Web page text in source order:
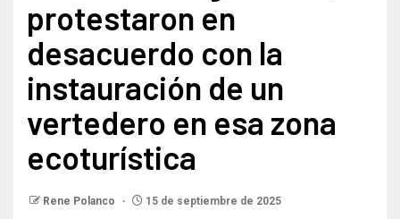
protestaron en
desacuerdo con la
instauración de un
vertedero en esa zona
ecoturística
Rene Polanco 15 de septiembre de 2025